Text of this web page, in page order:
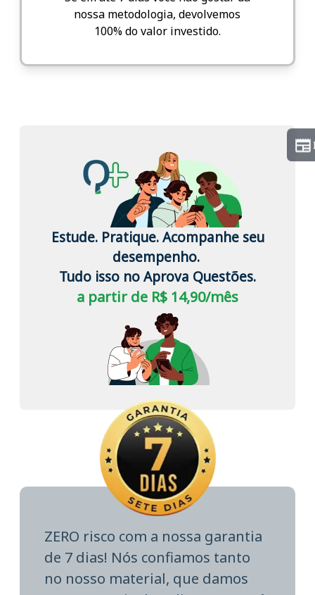
nossa metodologia, devolvemos
100% do valor investido.
Estude. Pratique. Acompanhe seu
desempenho.
Tudo isso no Aprova Questões.
a partir de R$ 14,90/mês
ZERO risco com a nossa garantia
de 7 dias! Nós confiamos tanto
no nosso material, que damos